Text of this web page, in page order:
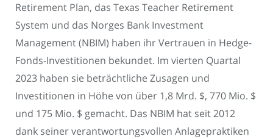
Retirement Plan, das Texas Teacher Retirement
System und das Norges Bank Investment
Management (NBIM) haben ihr Vertrauen in Hedge-
Fonds-Investitionen bekundet. Im vierten Quartal
2023 haben sie beträchtliche Zusagen und
Investitionen in Höhe von über 1,8 Mrd. $, 770 Mio. $
und 175 Mio. $ gemacht. Das NBIM hat seit 2012
dank seiner verantwortungsvollen Anlagepraktiken